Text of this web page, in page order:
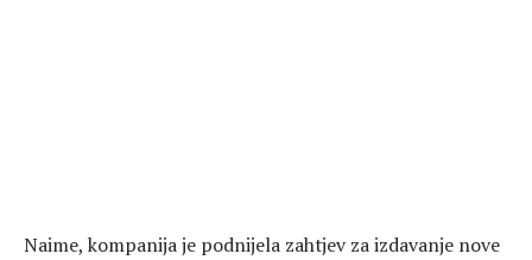
Naime, kompanija je podnijela zahtjev za izdavanje nove